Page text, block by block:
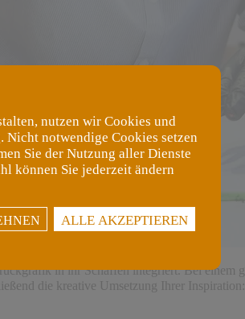
in ihr Schaffen integriert. Bei einem
die kreative Umsetzung Ihrer Inspiration:
nutzen wir Cookies und
notwendige Cookies setzen
Sie der Nutzung aller Dienste
können Sie jederzeit ändern
ALLE AKZEPTIEREN